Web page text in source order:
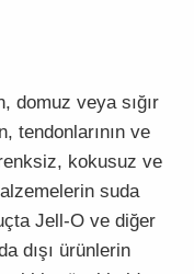
domuz veya sığır
tendonlarının ve
kokusuz ve
suda
Jell-O ve diğer
dışı ürünlerin